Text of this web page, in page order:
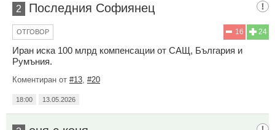
2 Последния Софиянец
24
16
ОТГОВОР
Иран иска 100 млрд компенсации от САЩ, България и
Румъния.
Коментиран от #13 #20
18:00 13.05.2026